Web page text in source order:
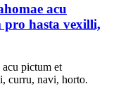
acu
pro hasta vexilli,